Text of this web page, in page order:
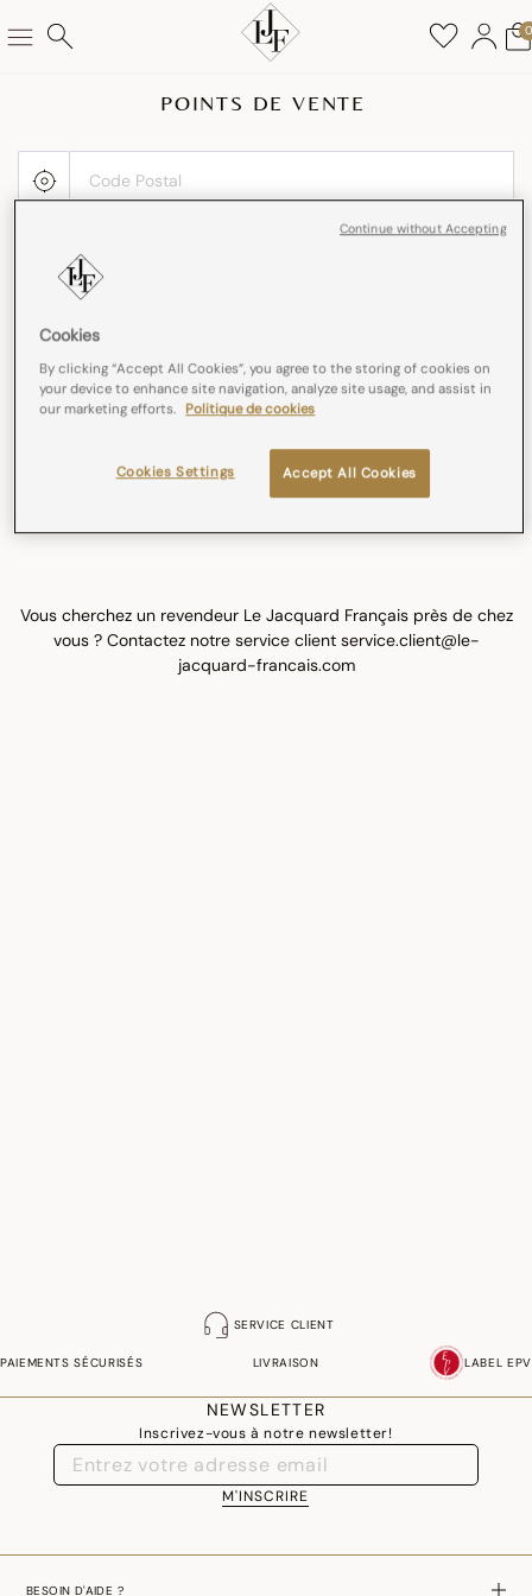
0
POINTS DE VENTE
Vous cherchez un revendeur Le Jacquard Français près de chez
vous ? Contactez notre service client service.client@le-
jacquard-francais.com
SERVICE CLIENT
PAIEMENTS SÉCURISÉS LIVRAISON LABEL EPV
NEWSLETTER
Inscrivez-vous à notre newsletter!
M'INSCRIRE
BESOIN D'AIDE ?
Cookies
By clicking “Accept All Cookies”, you agree to the storing of cookies on
your device to enhance site navigation, analyze site usage, and assist in
our marketing efforts. Politique de cookies
Accept All Cookies
Cookies Settings
Continue without Accepting